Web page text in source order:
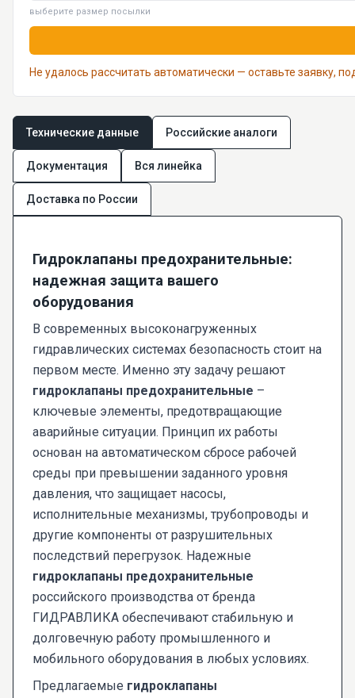
выберите размер посылки
Не удалось рассчитать автоматически — оставьте заявку,
Технические данные Российские аналоги
Документация Вся линейка
Доставка по России
Гидроклапаны предохранительные:
надежная защита вашего
оборудования
В современных высоконагруженных
гидравлических системах безопасность стоит на
первом месте. Именно эту задачу решают
гидроклапаны предохранительные –
ключевые элементы, предотвращающие
аварийные ситуации. Принцип их работы
основан на автоматическом сбросе рабочей
среды при превышении заданного уровня
давления, что защищает насосы,
исполнительные механизмы, трубопроводы и
другие компоненты от разрушительных
последствий перегрузок. Надежные
гидроклапаны предохранительные
российского производства от бренда
ГИДРАВЛИКА обеспечивают стабильную и
долговечную работу промышленного и
мобильного оборудования в любых условиях.
Предлагаемые гидроклапаны